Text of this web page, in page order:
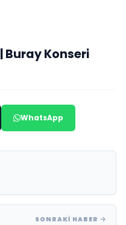
Buray Konseri
WhatsApp
SONRAKI HABER